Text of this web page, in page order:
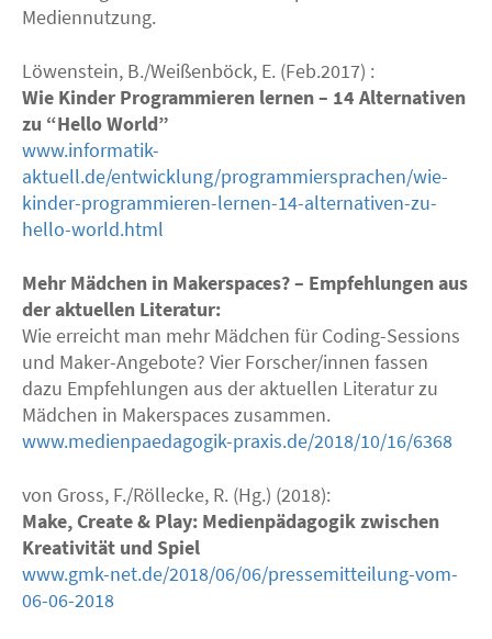
Mediennutzung.
Löwenstein, B./Weißenböck, E. (Feb.2017) :
Wie Kinder Programmieren lernen – 14 Alternativen
zu “Hello World”
www.informatik-
aktuell.de/entwicklung/programmiersprachen/wie-
kinder-programmieren-lernen-14-alternativen-zu-
hello-world.html
Mehr Mädchen in Makerspaces? – Empfehlungen aus
der aktuellen Literatur:
Wie erreicht man mehr Mädchen für Coding-Sessions
und Maker-Angebote? Vier Forscher/innen fassen
dazu Empfehlungen aus der aktuellen Literatur zu
Mädchen in Makerspaces zusammen.
www.medienpaedagogik-praxis.de/2018/10/16/6368
von Gross, F./Röllecke, R. (Hg.) (2018):
Make, Create & Play: Medienpädagogik zwischen
Kreativität und Spiel
www.gmk-net.de/2018/06/06/pressemitteilung-vom-
06-06-2018